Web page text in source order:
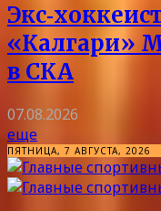
«Калгари»
в СКА
07.08.2026
еще
ПЯТНИЦА, 7 АВГУСТА, 2026